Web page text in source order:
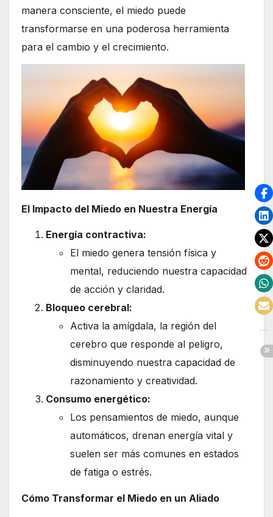
manera consciente, el miedo puede
transformarse en una poderosa herramienta
para el cambio y el crecimiento.
El Impacto del Miedo en Nuestra Energía
Energía contractiva:
El miedo genera tensión física y
mental, reduciendo nuestra capacidad
de acción y claridad.
Bloqueo cerebral:
Activa la amígdala, la región del
cerebro que responde al peligro,
disminuyendo nuestra capacidad de
razonamiento y creatividad.
Consumo energético:
Los pensamientos de miedo, aunque
automáticos, drenan energía vital y
suelen ser más comunes en estados
de fatiga o estrés.
Cómo Transformar el Miedo en un Aliado